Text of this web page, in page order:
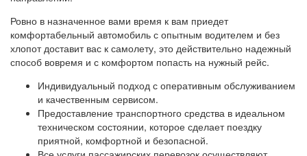
Ровно в назначенное вами время к вам приедет
комфортабельный автомобиль с опытным водителем и без
хлопот доставит вас к самолету, это действительно надежный
способ вовремя и с комфортом попасть на нужный рейс.
Индивидуальный подход с оперативным обслуживанием
и качественным сервисом.
Предоставление транспортного средства в идеальном
техническом состоянии, которое сделает поездку
приятной, комфортной и безопасной.